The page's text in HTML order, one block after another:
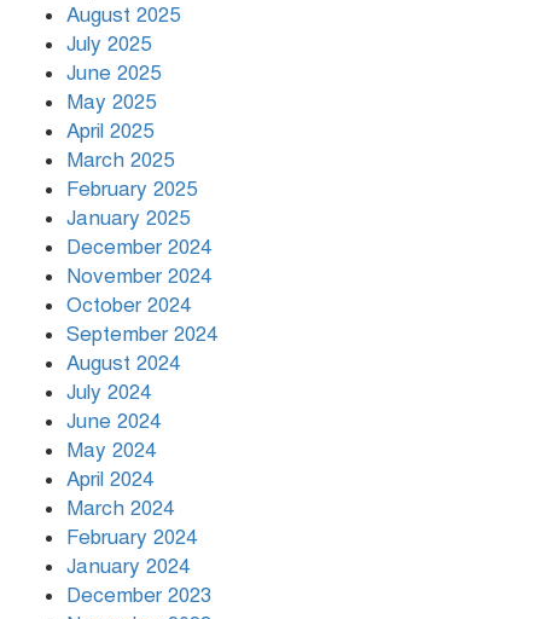
August 2025
July 2025
June 2025
May 2025
April 2025
March 2025
February 2025
January 2025
December 2024
November 2024
October 2024
September 2024
August 2024
July 2024
June 2024
May 2024
April 2024
March 2024
February 2024
January 2024
December 2023